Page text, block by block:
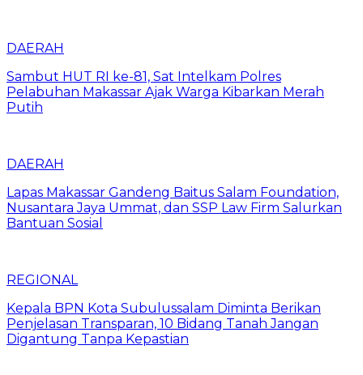
DAERAH
Sambut HUT RI ke-81, Sat Intelkam Polres
Pelabuhan Makassar Ajak Warga Kibarkan Merah
Putih
DAERAH
Lapas Makassar Gandeng Baitus Salam Foundation,
Nusantara Jaya Ummat, dan SSP Law Firm Salurkan
Bantuan Sosial
REGIONAL
Kepala BPN Kota Subulussalam Diminta Berikan
Penjelasan Transparan, 10 Bidang Tanah Jangan
Digantung Tanpa Kepastian